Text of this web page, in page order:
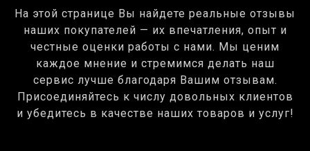
На этой странице Вы найдете реальные отзывы
наших покупателей — их впечатления, опыт и
честные оценки работы с нами. Мы ценим
каждое мнение и стремимся делать наш
сервис лучше благодаря Вашим отзывам.
Присоединяйтесь к числу довольных клиентов
и убедитесь в качестве наших товаров и услуг!